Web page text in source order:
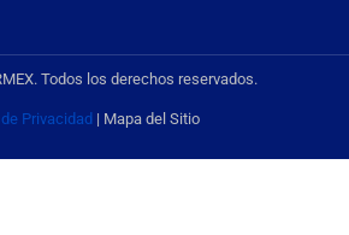
Todos los derechos reservados.
Privacidad | Mapa del Sitio